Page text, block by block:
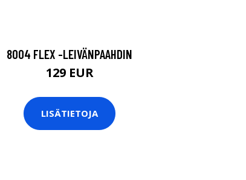
8004 FLEX -LEIVÄNPAAHDIN
129 EUR
LISÄTIETOJA